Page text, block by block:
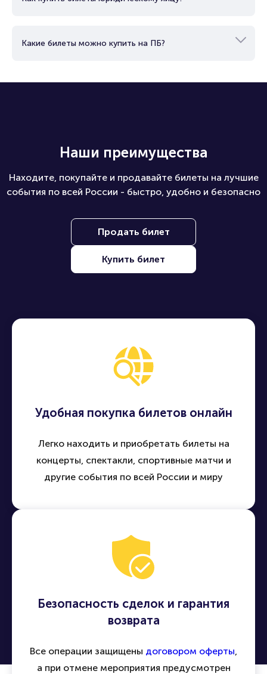
Какие билеты можно купить на ПБ?
Наши преимущества
Находите, покупайте и продавайте билеты на лучшие
события по всей России - быстро, удобно и безопасно
Продать билет
Купить билет
Удобная покупка билетов онлайн
Легко находить и приобретать билеты на
концерты, спектакли, спортивные матчи и
другие события по всей России и миру
Безопасность сделок и гарантия
возврата
Все операции защищены договором оферты,
а при отмене мероприятия предусмотрен